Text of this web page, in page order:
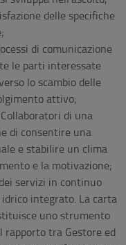
delle specifiche
di comunicazione
le parti interessate
lo scambio delle
attivo;
di una
di consentire una
e stabilire un clima
e la motivazione;
servizi in continuo
integrato. La carta
uno strumento
rapporto tra Gestore ed